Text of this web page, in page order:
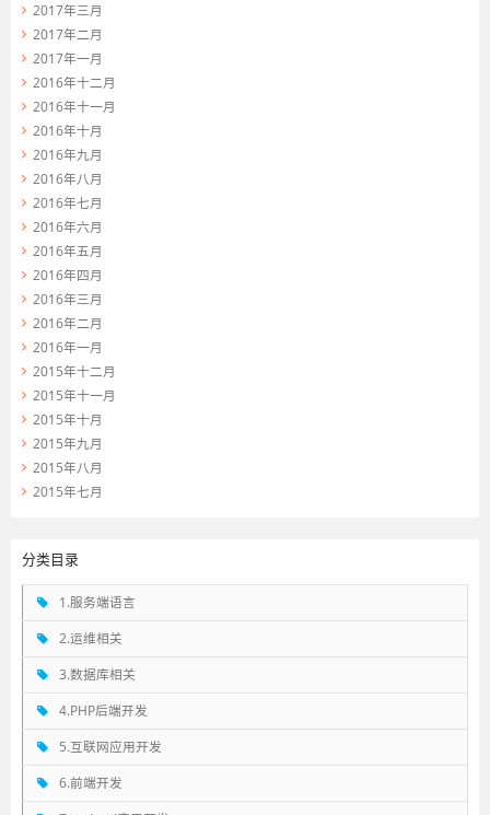
2017年三月
2017年二月
2017年一月
2016年十二月
2016年十一月
2016年十月
2016年九月
2016年八月
2016年七月
2016年六月
2016年五月
2016年四月
2016年三月
2016年二月
2016年一月
2015年十二月
2015年十一月
2015年十月
2015年九月
2015年八月
2015年七月
分类目录
1.服务端语言
2.运维相关
3.数据库相关
4.PHP后端开发
5.互联网应用开发
6.前端开发